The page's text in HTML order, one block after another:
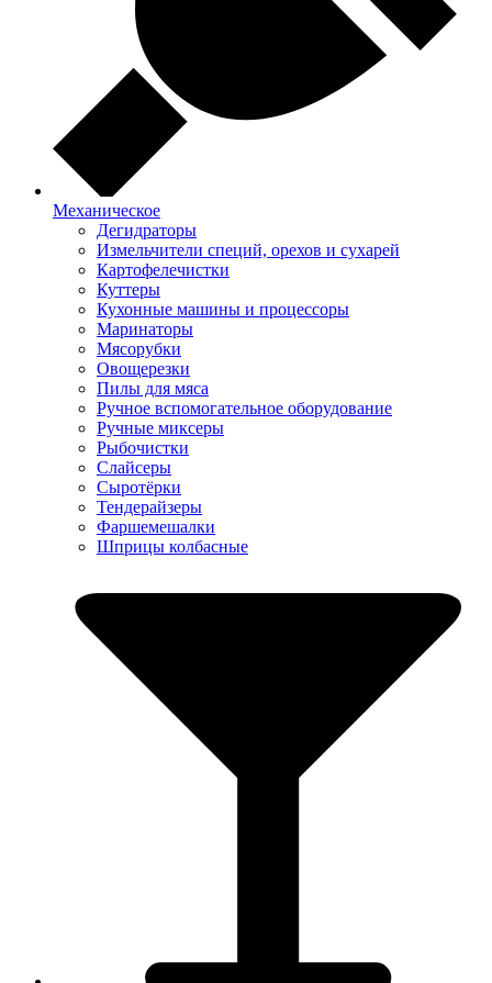
Механическое
Дегидраторы
Измельчители специй, орехов и сухарей
Картофелечистки
Куттеры
Кухонные машины и процессоры
Маринаторы
Мясорубки
Овощерезки
Пилы для мяса
Ручное вспомогательное оборудование
Ручные миксеры
Рыбочистки
Слайсеры
Сыротёрки
Тендерайзеры
Фаршемешалки
Шприцы колбасные